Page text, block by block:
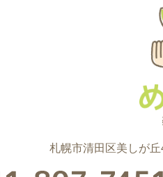
札幌市清田区美しが